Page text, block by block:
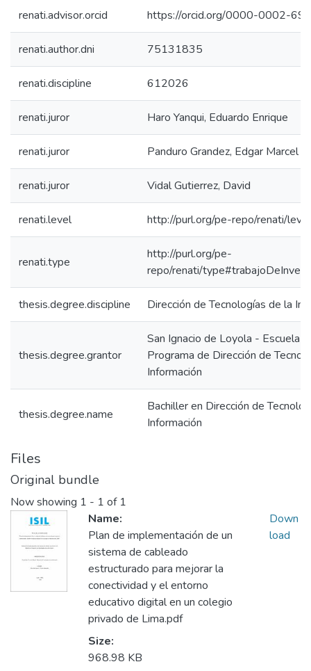
renati.advisor.orcid https://orcid.org/0000-0002-
renati.author.dni 75131835
renati.discipline 612026
renati.juror Haro Yanqui, Eduardo Enrique
renati.juror Panduro Grandez, Edgar Marcel
renati.juror Vidal Gutierrez, David
renati.level http://purl.org/pe-repo/renati/
renati.type
http://purl.org/pe-
repo/renati/
thesis.degree.discipline Dirección de Tecnologías de la
thesis.degree.grantor
San Ignacio de Loyola - Escuela
Programa de Dirección de
Información
thesis.degree.name
Bachiller en Dirección de
Información
Files
Original bundle
Now showing 1 - 1 of 1
Name:
Plan de implementación de un
sistema de cableado
estructurado para mejorar la
conectividad y el entorno
educativo digital en un colegio
privado de Lima.pdf
Size:
968.98 KB
Down
load